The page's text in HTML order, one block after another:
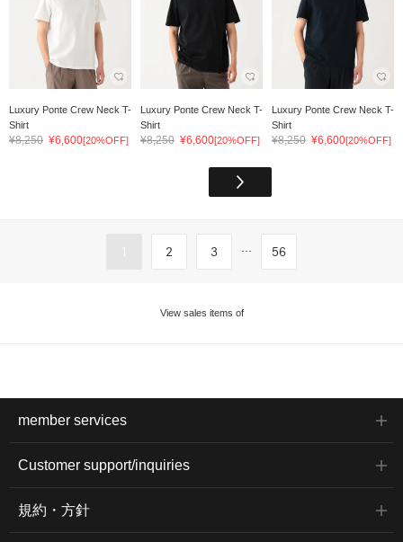
Luxury Ponte Crew Neck T-
Shirt
¥8,250 ¥6,600[20%OFF]
Luxury Ponte Crew Neck T-
Shirt
¥8,250 ¥6,600[20%OFF]
Luxury Ponte Crew Neck T-
Shirt
¥8,250 ¥6,600[20%OFF]
1 2 3 ... 56
View sales items of
member services
Customer support/inquiries
規約・方針